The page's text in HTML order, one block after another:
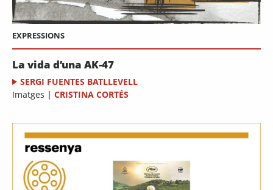
EXPRESSIONS
La vida d’una AK-47
SERGI FUENTES BATLLEVELL
Imatges | CRISTINA CORTÉS